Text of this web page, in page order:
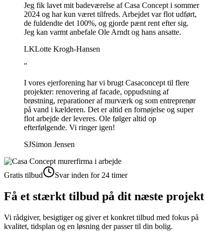
Jeg fik lavet mit badeværelse af Casa Concept i sommer
2024 og har kun været tilfreds. Arbejdet var flot udført,
de fuldendte det 100%, og gjorde pænt rent efter sig.
Jeg kan varmt anbefale Ole Arndt og hans ansatte.
LKLotte Krogh-Hansen
"
I vores ejerforening har vi brugt Casaconcept til flere
projekter: renovering af facade, oppudsning af
brøstning, reparationer af murværk og som entreprenør
på vand i kælderen. Det er altid en fornøjelse og super
flot arbejde der leveres. Ole følger altid op
efterfølgende. Vi ringer igen!
SJSimon Jensen
Gratis tilbud Svar inden for 24 timer
Få et stærkt tilbud på dit næste projekt
Vi rådgiver, besigtiger og giver et konkret tilbud med fokus på
kvalitet, tidsplan og en løsning der passer til din bolig.